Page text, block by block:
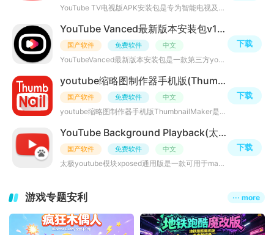
YouTube TV电视版APK安装包是专为智能电视及大屏设备设计的流媒体应用，整合了全球优质内容资源，提供影院级
YouTube Vanced最新版本安装包v19.34.39安卓版
国产软件 免费软件 中文
YouTubeVanced最新版本安装包是一款第三方youtube客户端，安装APP后可实现一键免广告观看超高清视频，丰富的
下载
youtube缩略图制作器手机版(Thumbnail Maker for YouTube)v2.2.6vip破解版
国产软件 免费软件 中文
youtube缩略图制作器手机版ThumbnailMaker是一款油管视频缩略图制作器软件，能实现油管短视频封面制作、TV版
下载
YouTube Background Playback(太极y0utube模块xposed版)v2.1.0最新版
国产软件 免费软件 中文
太极youtube模块xposed通用版是一款可用于magiskyoutube模块的手机插件，可用于youtube视频后台播放，该应用
下载
游戏专题安利 ··· more